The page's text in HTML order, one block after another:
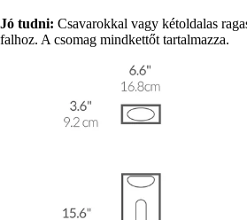
Jó tudni: Csavarokkal vagy kétoldalas
falhoz. A csomag mindkettőt tartalmazza.